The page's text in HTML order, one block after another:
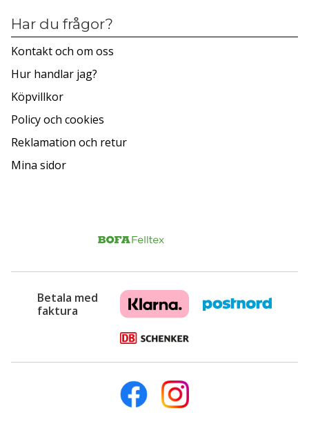
Har du frågor?
Kontakt och om oss
Hur handlar jag?
Köpvillkor
Policy och cookies
Reklamation och retur
Mina sidor
Betala med
faktura